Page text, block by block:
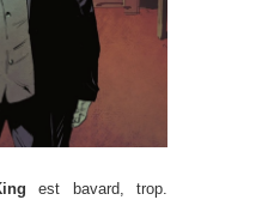
est bavard, trop.